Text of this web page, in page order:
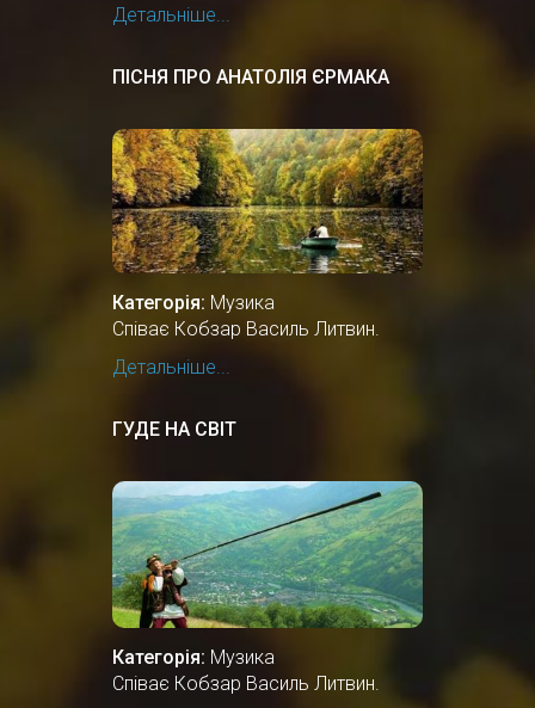
Детальніше...
ПІСНЯ ПРО АНАТОЛІЯ ЄРМАКА
Категорія: Музика
Співає Кобзар Василь Литвин.
Детальніше...
ГУДЕ НА СВІТ
Категорія: Музика
Співає Кобзар Василь Литвин.